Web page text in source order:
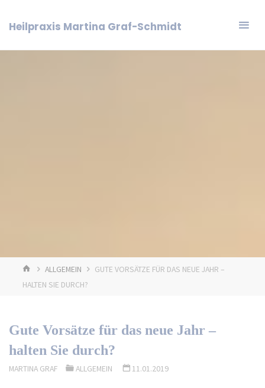
InhaltHeilpraxis Martina Graf-Schmidt
STARTALLGEMEIN
GUTE VORSÄTZE FÜR DAS NEUE JAHR –
HALTEN SIE DURCH?
Gute Vorsätze für das neue Jahr –
halten Sie durch?
MARTINA GRAF ALLGEMEIN 11.01.2019